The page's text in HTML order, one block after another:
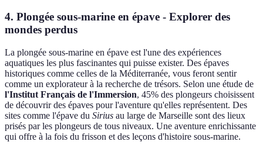
4. Plongée sous-marine en épave - Explorer des
mondes perdus
La plongée sous-marine en épave est l'une des expériences
aquatiques les plus fascinantes qui puisse exister. Des épaves
historiques comme celles de la Méditerranée, vous feront sentir
comme un explorateur à la recherche de trésors. Selon une étude de
l'Institut Français de l'Immersion, 45% des plongeurs choisissent
de découvrir des épaves pour l'aventure qu'elles représentent. Des
sites comme l'épave du Sirius au large de Marseille sont des lieux
prisés par les plongeurs de tous niveaux. Une aventure enrichissante
qui offre à la fois du frisson et des leçons d'histoire sous-marine.